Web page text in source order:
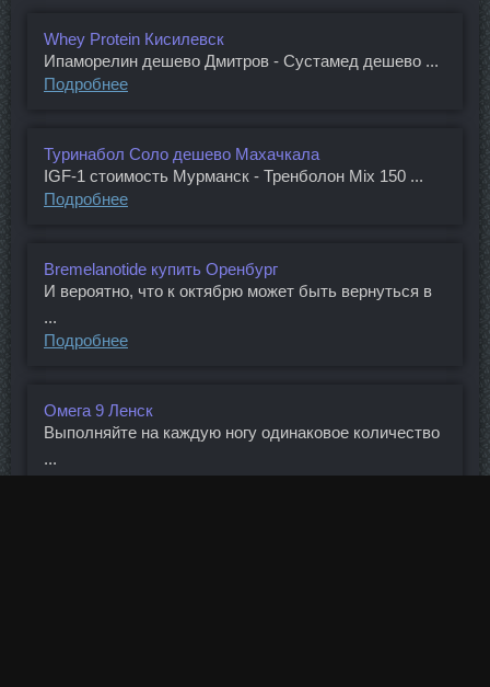
Whey Protein Кисилевск
Ипаморелин дешево Дмитров - Сустамед дешево ...
Подробнее
Туринабол Соло дешево Махачкала
IGF-1 стоимость Мурманск - Тренболон Mix 150 ...
Подробнее
Bremelanotide купить Оренбург
И вероятно, что к октябрю может быть вернуться в
...
Подробнее
Омега 9 Ленск
Выполняйте на каждую ногу одинаковое количество
...
Подробнее